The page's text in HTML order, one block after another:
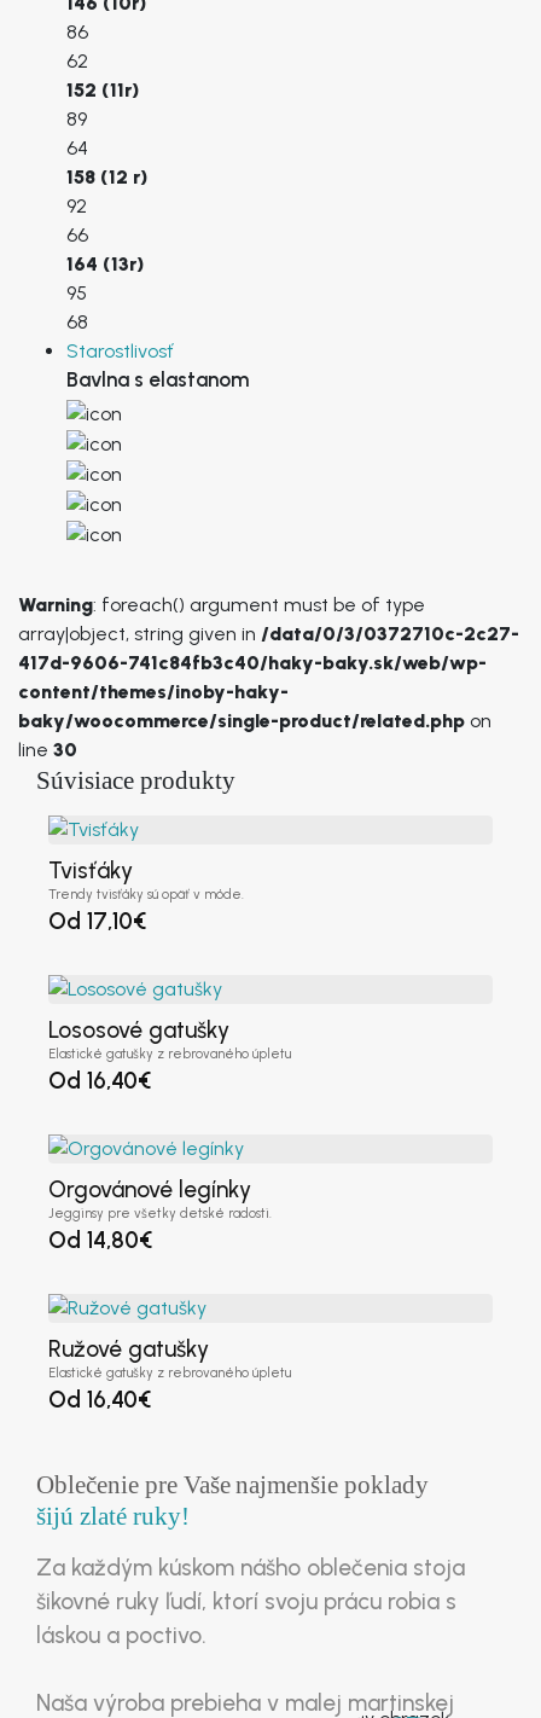
86
62
152 (11r)
89
64
158 (12 r)
92
66
164 (13r)
95
68
Starostlivosť
Bavlna s elastanom
Warning: foreach() argument must be of type
array|object, string given in /data/0/3/0372710c-2c27-
417d-9606-741c84fb3c40/haky-baky.sk/web/wp-
content/themes/inoby-haky-
baky/woocommerce/single-product/related.php on
line 30
Súvisiace produkty
Tvisťáky
Trendy tvisťáky sú opäť v móde.
Od 17,10€
Lososové gatušky
Elastické gatušky z rebrovaného úpletu
Od 16,40€
Orgovánové legínky
Jegginsy pre všetky detské radosti.
Od 14,80€
Ružové gatušky
Elastické gatušky z rebrovaného úpletu
Od 16,40€
Oblečenie pre Vašenajmenšie poklady
šijú zlaté ruky!
Za každým kúskom nášho oblečenia stoja
šikovné ruky ľudí, ktorí svoju prácu robia s
láskou a poctivo.
Naša výroba prebieha v malej martinskej
Krajina / región
Mesto*
Telefón
DIČ(voliteľné)
IČ DPH(voliteľné)
Platca DPH(voliteľné)
Meno užívateľa
E-mailová adresa